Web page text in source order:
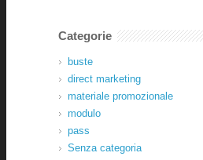
Categorie
buste
direct marketing
materiale promozionale
modulo
pass
Senza categoria